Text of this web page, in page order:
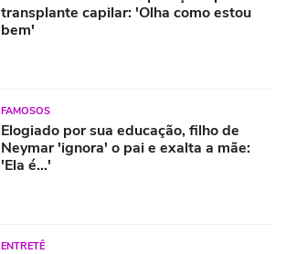
transplante capilar: 'Olha como estou
bem'
FAMOSOS
Elogiado por sua educação, filho de
Neymar 'ignora' o pai e exalta a mãe:
'Ela é...'
ENTRETÊ